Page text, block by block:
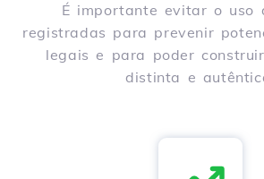
É importante evitar o uso
registradas para prevenir
legais e para poder
distinta e